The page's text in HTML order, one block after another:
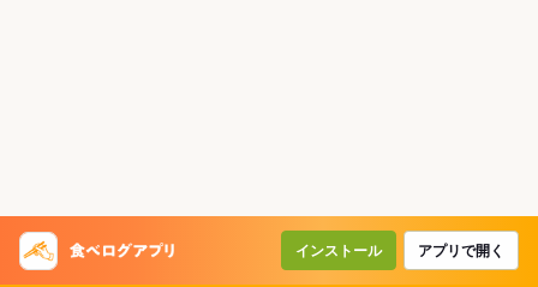
インストール アプリで開く